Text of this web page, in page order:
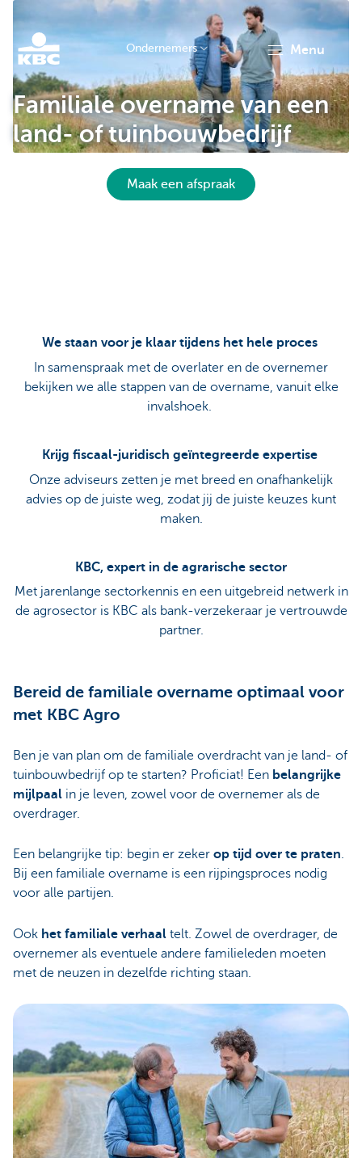
KBC
Ondernemers menu
Familiale overname van een
land- of tuinbouwbedrijf
Maak een afspraak
We staan voor je klaar tijdens het hele proces
In samenspraak met de overlater en de overnemer
bekijken we alle stappen van de overname, vanuit elke
invalshoek.
Krijg fiscaal-juridisch geïntegreerde expertise
Onze adviseurs zetten je met breed en onafhankelijk
advies op de juiste weg, zodat jij de juiste keuzes kunt
maken.
KBC, expert in de agrarische sector
Met jarenlange sectorkennis en een uitgebreid netwerk in
de agrosector is KBC als bank-verzekeraar je vertrouwde
partner.
Bereid de familiale overname optimaal voor
met KBC Agro
Ben je van plan om de familiale overdracht van je land- of
tuinbouwbedrijf op te starten? Proficiat! Een belangrijke
mijlpaal in je leven, zowel voor de overnemer als de
overdrager.
Een belangrijke tip: begin er zeker op tijd over te praten.
Bij een familiale overname is een rijpingsproces nodig
voor alle partijen.
Ook het familiale verhaal telt. Zowel de overdrager, de
overnemer als eventuele andere familieleden moeten
met de neuzen in dezelfde richting staan.